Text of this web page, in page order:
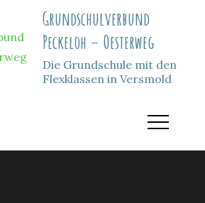
Grundschulverbund
Peckeloh – Oesterweg
Die Grundschule mit den
Flexklassen in Versmold